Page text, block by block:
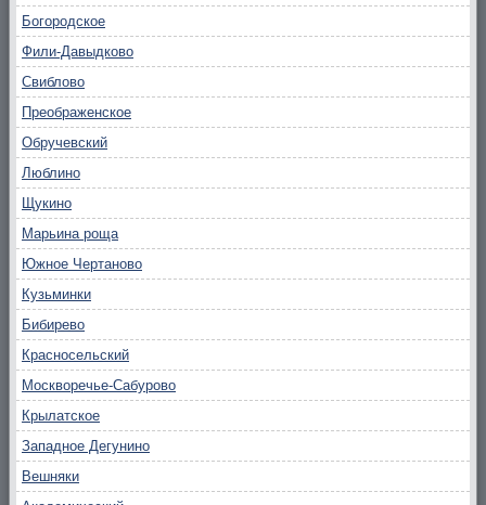
Богородское
Фили-Давыдково
Свиблово
Преображенское
Обручевский
Люблино
Щукино
Марьина роща
Южное Чертаново
Кузьминки
Бибирево
Красносельский
Москворечье-Сабурово
Крылатское
Западное Дегунино
Вешняки